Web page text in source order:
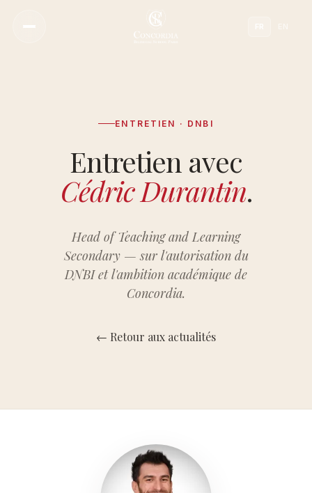
Notre Approche Pédagogique
Notre Directeur
Notre Histoire
Nos Campus
Notre Conseil Scientifique
ENTRETIEN · DNBI
Entretien avec
Cédric Durantin.
Head of Teaching and Learning
Secondary — sur l'autorisation du
DNBI et l'ambition académique de
Concordia.
← Retour aux actualités